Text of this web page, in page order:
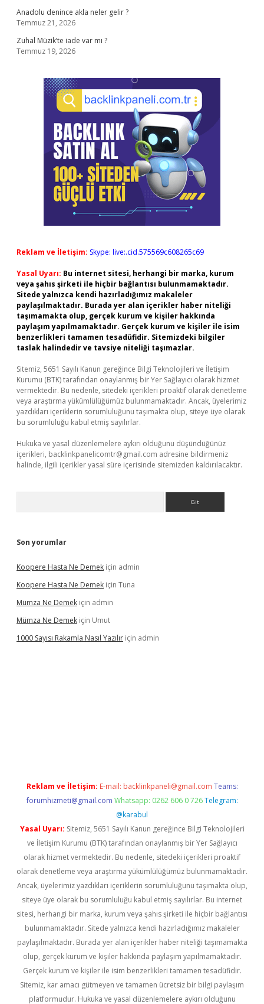
Anadolu denince akla neler gelir ?
Temmuz 21, 2026
Zuhal Müzik’te iade var mı ?
Temmuz 19, 2026
Reklam ve İletişim: Skype: live:.cid.575569c608265c69
Yasal Uyarı: Bu internet sitesi, herhangi bir marka, kurum
veya şahıs şirketi ile hiçbir bağlantısı bulunmamaktadır.
Sitede yalnızca kendi hazırladığımız makaleler
paylaşılmaktadır. Burada yer alan içerikler haber niteliği
taşımamakta olup, gerçek kurum ve kişiler hakkında
paylaşım yapılmamaktadır. Gerçek kurum ve kişiler ile isim
benzerlikleri tamamen tesadüfidir. Sitemizdeki bilgiler
taslak halindedir ve tavsiye niteliği taşımazlar.
Sitemiz, 5651 Sayılı Kanun gereğince Bilgi Teknolojileri ve İletişim
Kurumu (BTK) tarafından onaylanmış bir Yer Sağlayıcı olarak hizmet
vermektedir. Bu nedenle, sitedeki içerikleri proaktif olarak denetleme
veya araştırma yükümlülüğümüz bulunmamaktadır. Ancak, üyelerimiz
yazdıkları içeriklerin sorumluluğunu taşımakta olup, siteye üye olarak
bu sorumluluğu kabul etmiş sayılırlar.
Hukuka ve yasal düzenlemelere aykırı olduğunu düşündüğünüz
içerikleri, backlinkpanelicomtr@gmail.com adresine bildirmeniz
halinde, ilgili içerikler yasal süre içerisinde sitemizden kaldırılacaktır.
Son yorumlar
Koopere Hasta Ne Demek için admin
Koopere Hasta Ne Demek için Tuna
Mümza Ne Demek için admin
Mümza Ne Demek için Umut
1000 Sayısı Rakamla Nasıl Yazılır için admin
Reklam ve İletişim: E-mail: backlinkpaneli@gmail.com Teams:
forumhizmeti@gmail.com Whatsapp: 0262 606 0 726 Telegram:
@karabul
Yasal Uyarı: Sitemiz, 5651 Sayılı Kanun gereğince Bilgi Teknolojileri
ve İletişim Kurumu (BTK) tarafından onaylanmış bir Yer Sağlayıcı
olarak hizmet vermektedir. Bu nedenle, sitedeki içerikleri proaktif
olarak denetleme veya araştırma yükümlülüğümüz bulunmamaktadır.
Ancak, üyelerimiz yazdıkları içeriklerin sorumluluğunu taşımakta olup,
siteye üye olarak bu sorumluluğu kabul etmiş sayılırlar. Bu internet
sitesi, herhangi bir marka, kurum veya şahıs şirketi ile hiçbir bağlantısı
bulunmamaktadır. Sitede yalnızca kendi hazırladığımız makaleler
paylaşılmaktadır. Burada yer alan içerikler haber niteliği taşımamakta
olup, gerçek kurum ve kişiler hakkında paylaşım yapılmamaktadır.
Gerçek kurum ve kişiler ile isim benzerlikleri tamamen tesadüfidir.
Sitemiz, kar amacı gütmeyen ve tamamen ücretsiz bir bilgi paylaşım
platformudur. Hukuka ve yasal düzenlemelere aykırı olduğunu